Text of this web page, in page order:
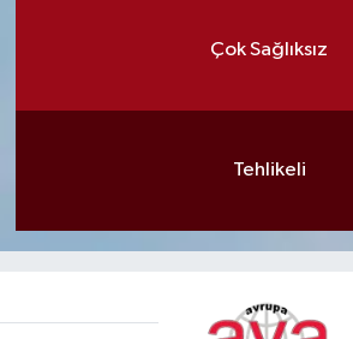
Çok Sağlıksız
Tehlikeli